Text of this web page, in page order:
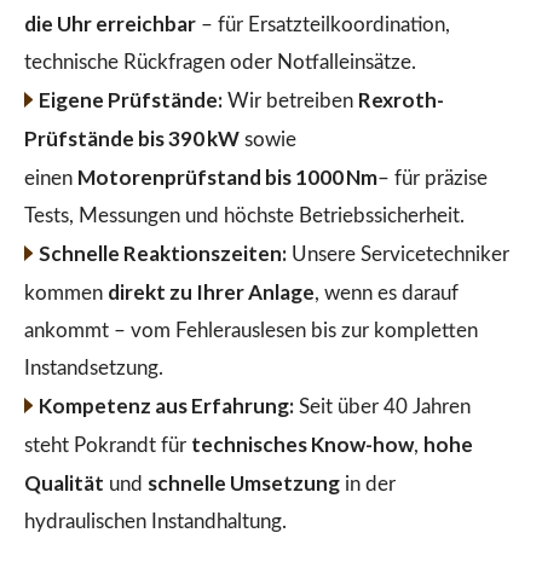
die Uhr erreichbar – für Ersatzteilkoordination,
technische Rückfragen oder Notfalleinsätze.
Eigene Prüfstände:Wir betreiben Rexroth-
Prüfstände bis 390 kW sowie
einen Motorenprüfstand bis 1000 Nm– für präzise
Tests, Messungen und höchste Betriebssicherheit.
Schnelle Reaktionszeiten:Unsere Servicetechniker
kommen direkt zu Ihrer Anlage, wenn es darauf
ankommt – vom Fehlerauslesen bis zur kompletten
Instandsetzung.
Kompetenz aus Erfahrung:Seit über 40 Jahren
steht Pokrandt für technisches Know-how, hohe
Qualität und schnelle Umsetzung in der
hydraulischen Instandhaltung.